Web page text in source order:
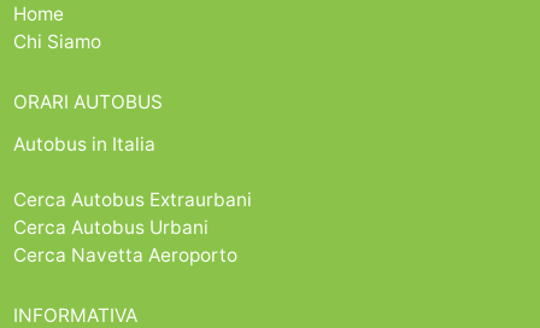
Home
Chi Siamo
ORARI AUTOBUS
Autobus in Italia
Cerca Autobus Extraurbani
Cerca Autobus Urbani
Cerca Navetta Aeroporto
INFORMATIVA